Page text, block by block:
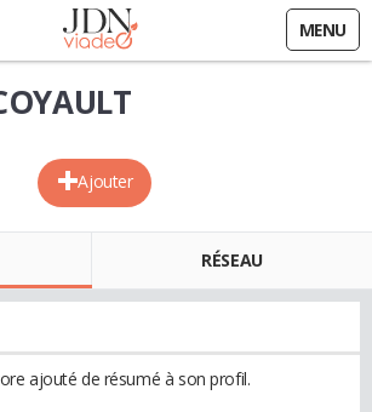
MENU
Ajouter
RÉSEAU
ajouté de résumé à son profil.